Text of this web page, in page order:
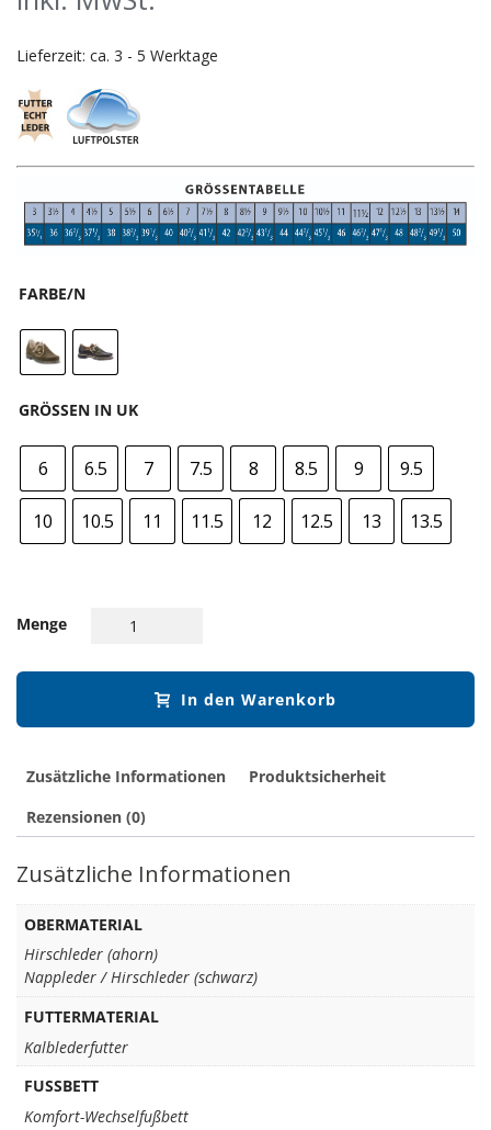
Lieferzeit: ca. 3 - 5 Werktage
FARBE/N
GRÖSSEN IN UK
6 6.5 7 7.5 8 8.5 9 9.5
10 10.5 11 11.5 12 12.5 13 13.5
Menge
In den Warenkorb
Zusätzliche Informationen
Produktsicherheit
Rezensionen (0)
Zusätzliche Informationen
OBERMATERIAL
Hirschleder (ahorn)
Nappleder / Hirschleder (schwarz)
FUTTERMATERIAL
Kalblederfutter
FUSSBETT
Komfort-Wechselfußbett